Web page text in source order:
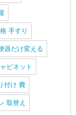
手すり
器だけ変える
ビネット
付け 費
取替え